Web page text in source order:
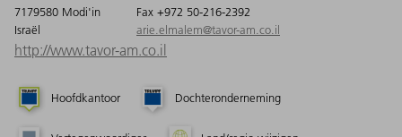
7179580 Modi'in
Israël
Fax +972 50-216-2392
arie.elmalem@tavor-am.co.il
http://www.tavor-am.co.il
Hoofdkantoor Dochteronderneming